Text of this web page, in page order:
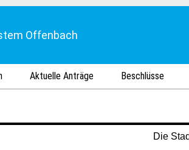
Offenbach
Aktuelle Anträge Beschlüsse
Die